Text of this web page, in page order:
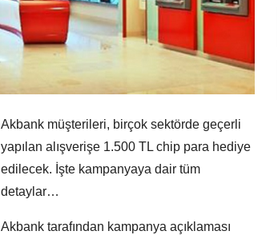
Akbank müşterileri, birçok sektörde geçerli
yapılan alışverişe 1.500 TL chip para hediye
edilecek. İşte kampanyaya dair tüm
detaylar…
Akbank tarafından kampanya açıklaması